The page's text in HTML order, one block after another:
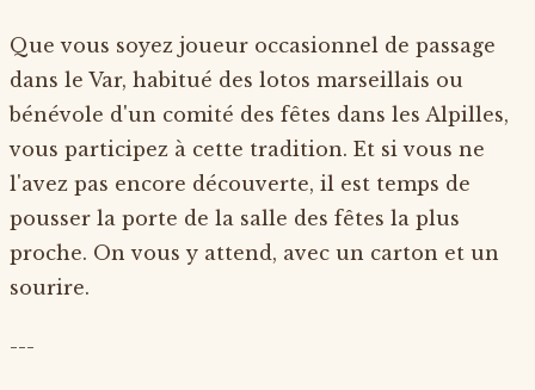
Que vous soyez joueur occasionnel de passage
dans le Var, habitué des lotos marseillais ou
bénévole d'un comité des fêtes dans les Alpilles,
vous participez à cette tradition. Et si vous ne
l'avez pas encore découverte, il est temps de
pousser la porte de la salle des fêtes la plus
proche. On vous y attend, avec un carton et un
sourire.
---